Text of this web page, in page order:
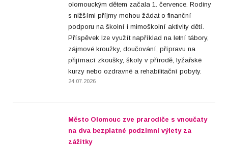
olomouckým dětem začala 1. července. Rodiny
s nižšími příjmy mohou žádat o finanční
podporu na školní i mimoškolní aktivity dětí.
Příspěvek lze využít například na letní tábory,
zájmové kroužky, doučování, přípravu na
přijímací zkoušky, školy v přírodě, lyžařské
kurzy nebo ozdravné a rehabilitační pobyty.
24.07.2026
Město Olomouc zve prarodiče s vnoučaty
na dva bezplatné podzimní výlety za
zážitky